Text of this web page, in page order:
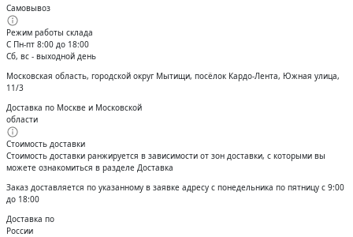
Самовывоз
Режим работы склада
С Пн-пт 8:00 до 18:00
Сб, вс - выходной день
Московская область, городской округ Мытищи, посёлок Кардо-Лента, Южная улица,
11/3
Доставка по Москве и Московской
области
Стоимость доставки
Стоимость доставки ранжируется в зависимости от зон доставки, с которыми вы
можете ознакомиться в разделе Доставка
Заказ доставляется по указанному в заявке адресу с понедельника по пятницу с 9:00
до 18:00
Доставка по
России